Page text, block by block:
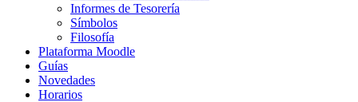
Informes de Tesorería
Símbolos
Filosofía
Plataforma Moodle
Guías
Novedades
Horarios